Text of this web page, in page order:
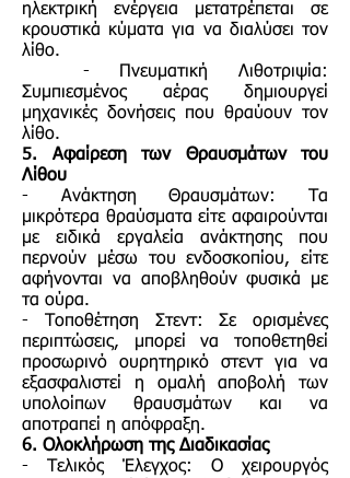
ηλεκτρική ενέργεια μετατρέπεται σε
κρουστικά κύματα για να διαλύσει τον
λίθο.
- Πνευματική Λιθοτριψία:
Συμπιεσμένος αέρας δημιουργεί
μηχανικές δονήσεις που θραύουν τον
λίθο.
5. Αφαίρεση των Θραυσμάτων του
Λίθου
- Ανάκτηση Θραυσμάτων: Τα
μικρότερα θραύσματα είτε αφαιρούνται
με ειδικά εργαλεία ανάκτησης που
περνούν μέσω του ενδοσκοπίου, είτε
αφήνονται να αποβληθούν φυσικά με
τα ούρα.
- Τοποθέτηση Στεντ: Σε ορισμένες
περιπτώσεις, μπορεί να τοποθετηθεί
προσωρινό ουρητηρικό στεντ για να
εξασφαλιστεί η ομαλή αποβολή των
υπολοίπων θραυσμάτων και να
αποτραπεί η απόφραξη.
6. Ολοκλήρωση της Διαδικασίας
- Τελικός Έλεγχος: Ο χειρουργός